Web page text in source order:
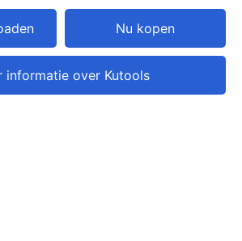
Nu kopen
informatie over Kutools